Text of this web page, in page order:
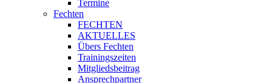
Termine
Fechten
FECHTEN
AKTUELLES
Übers Fechten
Trainingszeiten
Mitgliedsbeitrag
Ansprechpartner